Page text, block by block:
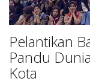
Pelantikan
Pandu
Kota